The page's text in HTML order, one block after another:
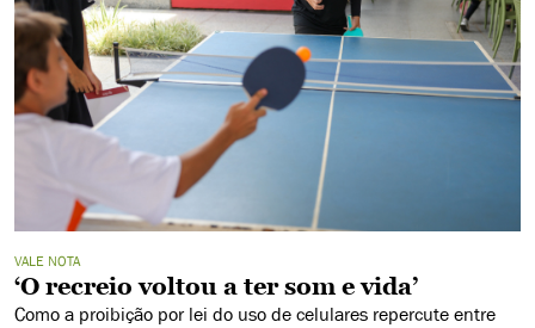
VALE NOTA
‘O recreio voltou a ter som e vida’
Como a proibição por lei do uso de celulares repercute entre